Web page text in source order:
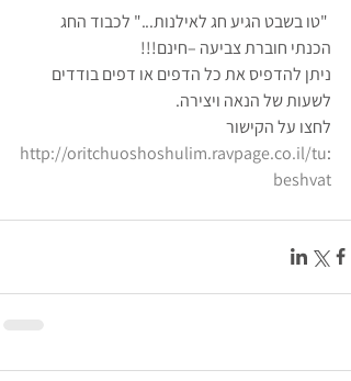
"טו בשבט הגיע חג לאילנות..." לכבוד החג
הכנתי חוברת צביעה –חינם!!!
ניתן להדפיס את כל הדפים או דפים בודדים
לשעות של הנאה ויצירה.
לחצו על הקישור
:
http://oritchuoshoshulim.ravpage.co.il/tu
beshvat